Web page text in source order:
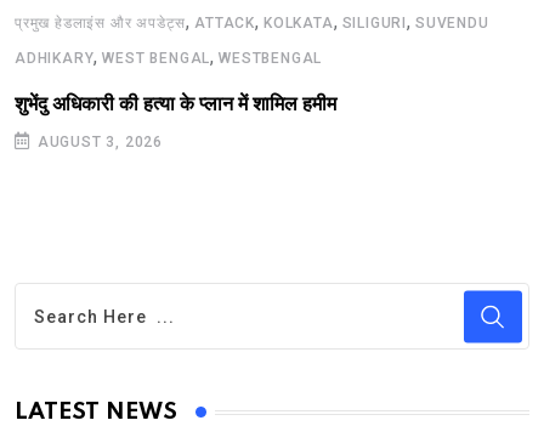
प्रमुख हेडलाइंस और अपडेट्स,ATTACK,KOLKATA, SILIGURI,SUVENDU
ADHIKARY,WEST BENGAL,WESTBENGAL
शुभेंदु अधिकारी की हत्या के प्लान में शामिल हमीम
AUGUST 3, 2026
LATEST NEWS